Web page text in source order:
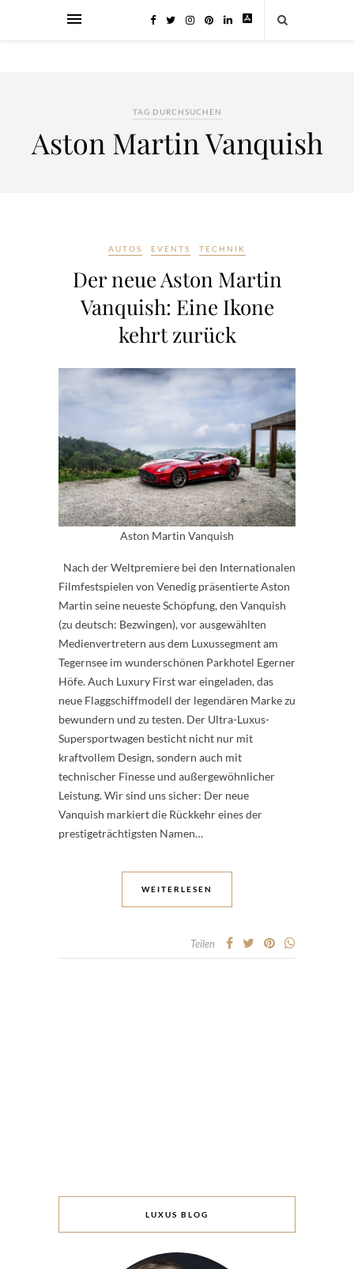
TAG DURCHSUCHEN
Aston Martin Vanquish
AUTOS EVENTS TECHNIK
Der neue Aston Martin
Vanquish: Eine Ikone
kehrt zurück
Aston Martin Vanquish
Nach der Weltpremiere bei den Internationalen
Filmfestspielen von Venedig präsentierte Aston
Martin seine neueste Schöpfung, den Vanquish
(zu deutsch: Bezwingen), vor ausgewählten
Medienvertretern aus dem Luxussegment am
Tegernsee im wunderschönen Parkhotel Egerner
Höfe. Auch Luxury First war eingeladen, das
neue Flaggschiffmodell der legendären Marke zu
bewundern und zu testen. Der Ultra-Luxus-
Supersportwagen besticht nicht nur mit
kraftvollem Design, sondern auch mit
technischer Finesse und außergewöhnlicher
Leistung. Wir sind uns sicher: Der neue
Vanquish markiert die Rückkehr eines der
prestigeträchtigsten Namen…
WEITERLESEN
Teilen
LUXUS BLOG